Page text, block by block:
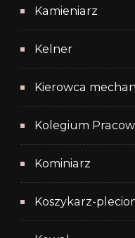
Kamieniarz
Kelner
Kierowca
Kolegium
Kominiarz
Koszykarz-